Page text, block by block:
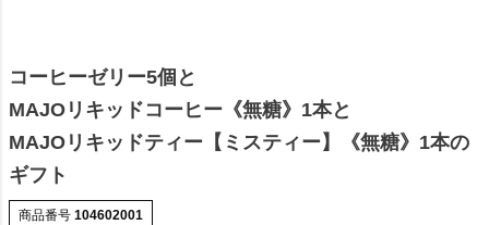
コーヒーゼリー5個と
MAJOリキッドコーヒー《無糖》1本と
MAJOリキッドティー【ミスティー】《無糖》1本の
ギフト
商品番号 104602001